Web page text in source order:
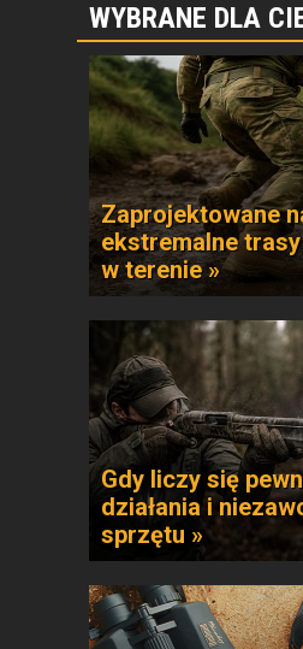
WYBRANE DLA
Zaprojektowane
ekstremalne
w terenie »
Gdy liczy się
działania i
sprzętu »